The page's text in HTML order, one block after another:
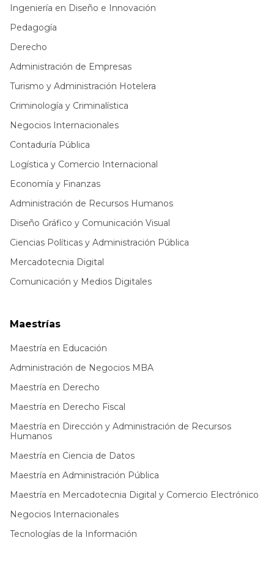
Ingeniería en Diseño e Innovación
Pedagogía
Derecho
Administración de Empresas
Turismo y Administración Hotelera
Criminología y Criminalística
Negocios Internacionales
Contaduría Pública
Logística y Comercio Internacional
Economía y Finanzas
Administración de Recursos Humanos
Diseño Gráfico y Comunicación Visual
Ciencias Políticas y Administración Pública
Mercadotecnia Digital
Comunicación y Medios Digitales
Maestrías
Maestría en Educación
Administración de Negocios MBA
Maestría en Derecho
Maestría en Derecho Fiscal
Maestría en Dirección y Administración de Recursos
Humanos
Maestría en Ciencia de Datos
Maestría en Administración Pública
Maestría en Mercadotecnia Digital y Comercio Electrónico
Negocios Internacionales
Tecnologías de la Información